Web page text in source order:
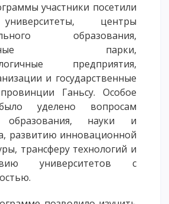
участники посетили
центры
образования,
парки,
предприятия,
и государственные
Ганьсу. Особое
уделено вопросам
образования, науки и
развитию инновационной
трансферу технологий и
университетов с